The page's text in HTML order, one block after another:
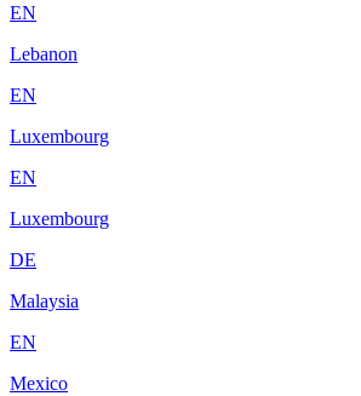
EN
Lebanon
EN
Luxembourg
EN
Luxembourg
DE
Malaysia
EN
Mexico